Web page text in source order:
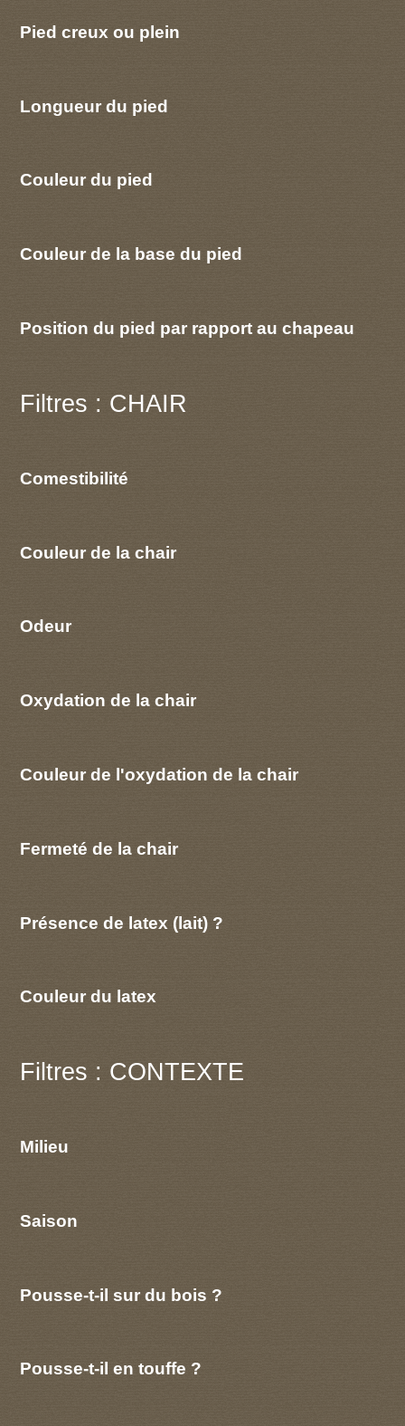
Pied creux ou plein
Longueur du pied
Couleur du pied
Couleur de la base du pied
Position du pied par rapport au chapeau
Filtres : CHAIR
Comestibilité
Couleur de la chair
Odeur
Oxydation de la chair
Couleur de l'oxydation de la chair
Fermeté de la chair
Présence de latex (lait) ?
Couleur du latex
Filtres : CONTEXTE
Milieu
Saison
Pousse-t-il sur du bois ?
Pousse-t-il en touffe ?